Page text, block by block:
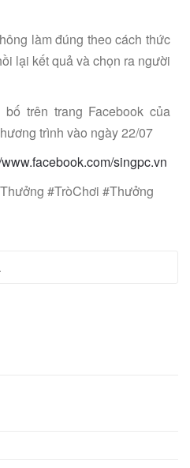
làm đúng theo cách thức
lại kết quả và chọn ra người
trên trang Facebook của
trình vào ngày 22/07
singpc.vn
#TròChơi #Thưởng